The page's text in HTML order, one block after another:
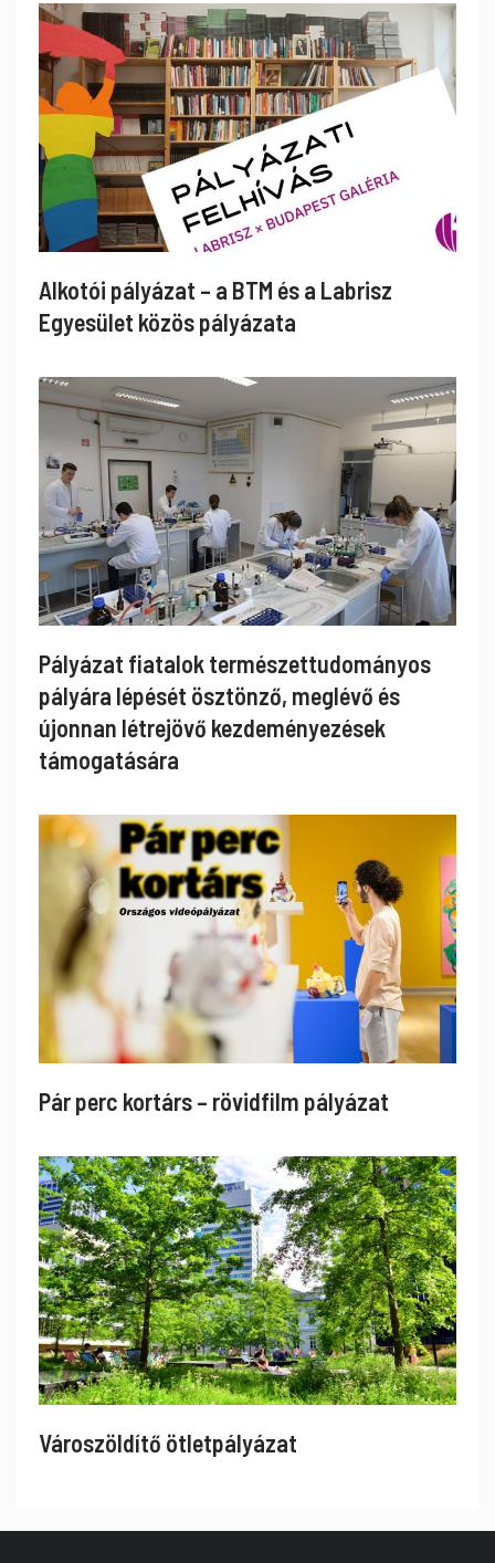
Alkotói pályázat – a BTM és a Labrisz
Egyesület közös pályázata
Pályázat fiatalok természettudományos
pályára lépését ösztönző, meglévő és
újonnan létrejövő kezdeményezések
támogatására
Pár perc kortárs – rövidfilm pályázat
Városzöldítő ötletpályázat